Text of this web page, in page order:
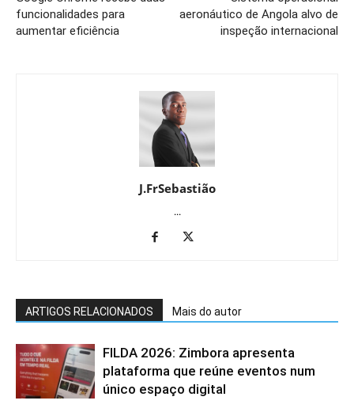
funcionalidades para
aumentar eficiência
aeronáutico de Angola alvo de
inspeção internacional
J.FrSebastião
...
ARTIGOS RELACIONADOS Mais do autor
FILDA 2026: Zimbora apresenta
plataforma que reúne eventos num
único espaço digital